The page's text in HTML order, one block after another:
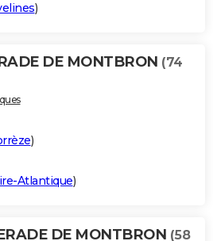
)
DE MONTBRON (74
)
Atlantique)
DE MONTBRON (58